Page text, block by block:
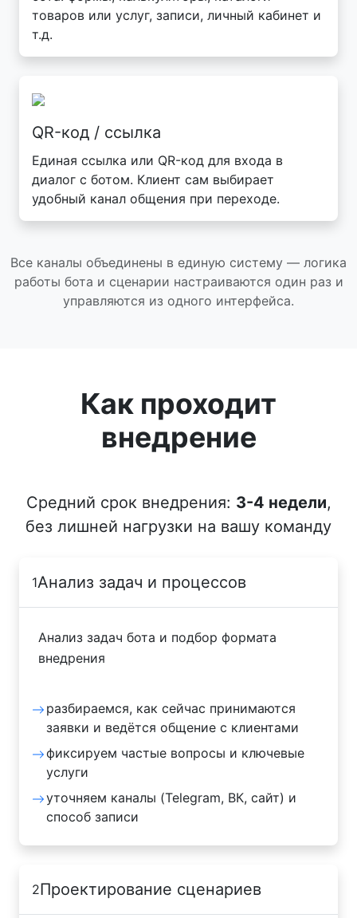
товаров или услуг, записи, личный кабинет и
т.д.
QR-код / ссылка
Единая ссылка или QR-код для входа в
диалог с ботом. Клиент сам выбирает
удобный канал общения при переходе.
Все каналы объединены в единую систему — логика
работы бота и сценарии настраиваются один раз и
управляются из одного интерфейса.
Как проходит
внедрение
Средний срок внедрения: 3-4 недели,
без лишней нагрузки на вашу команду
1Анализ задач и процессов
Анализ задач бота и подбор формата
внедрения
разбираемся, как сейчас принимаются
заявки и ведётся общение с клиентами
фиксируем частые вопросы и ключевые
услуги
уточняем каналы (Telegram, ВК, сайт) и
способ записи
2Проектирование сценариев